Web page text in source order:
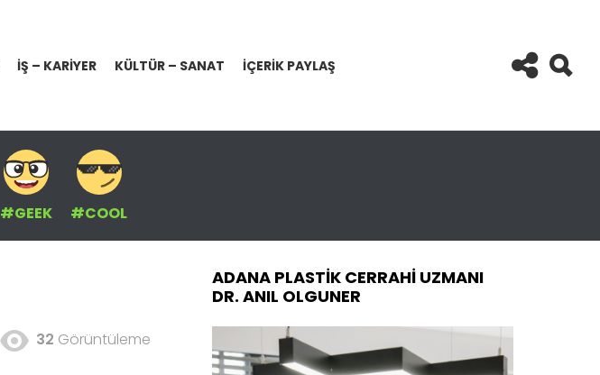
İŞ – KARIYER KÜLTÜR – SANAT İÇERIK PAYLAŞ
#GEEK #COOL
32 Görüntüleme
ADANA PLASTIK CERRAHI UZMANI
DR. ANIL OLGUNER